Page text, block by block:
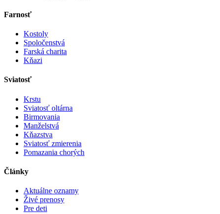
Farnosť
Kostoly
Spoločenstvá
Farská charita
Kňazi
Sviatosť
Krstu
Sviatosť oltárna
Birmovania
Manželstvá
Kňazstva
Sviatosť zmierenia
Pomazania chorých
Články
Aktuálne oznamy
Živé prenosy
Pre deti